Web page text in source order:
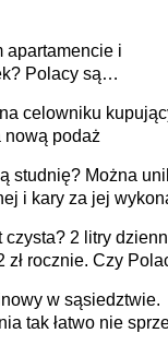
apartamencie i
Polacy są
celowniku
nową podaż
studnię? Można
i kary za jej
czysta? 2 litry
zł rocznie. Czy
w sąsiedztwie.
tak łatwo nie